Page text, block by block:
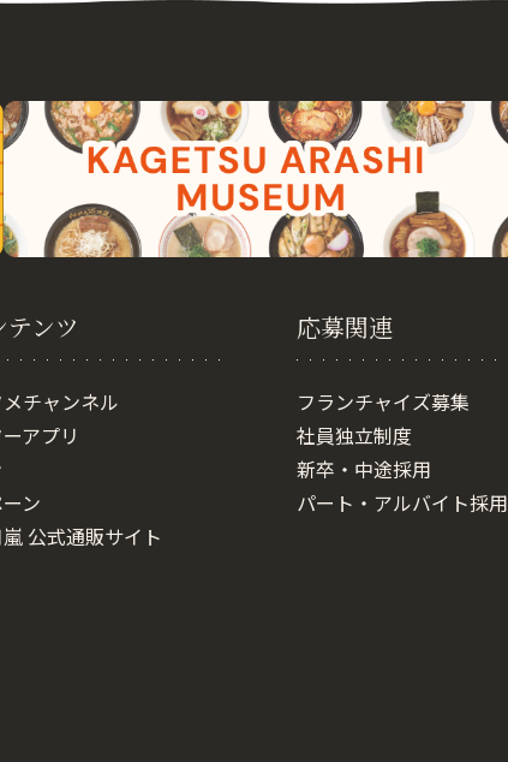
ンツ
チャンネル
アプリ
ン
公式通販サイト
応募関連
フランチャイズ募集
社員独立制度
新卒・中途採用
パート・アルバイト採用